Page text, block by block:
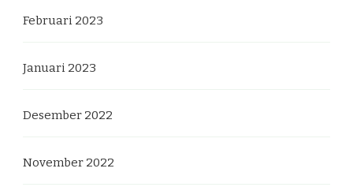
Februari 2023
Januari 2023
Desember 2022
November 2022